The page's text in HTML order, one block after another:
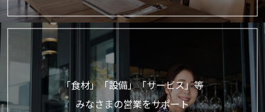
「食材」「設備」「サービス」等
みなさまの営業をサポート